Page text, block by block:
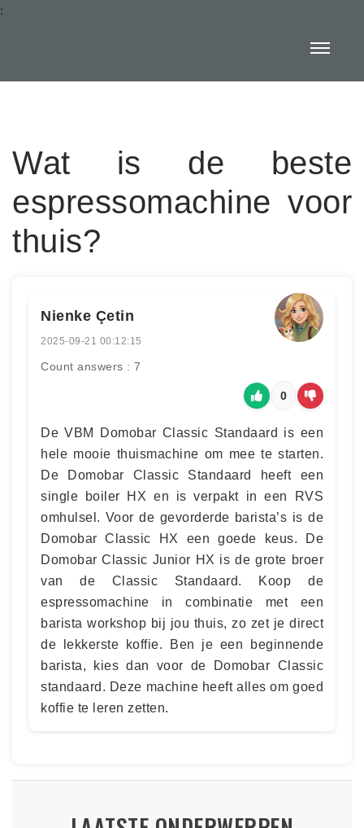
:
Wat is de beste
espressomachine voor
thuis?
Nienke Çetin
2025-09-21 00:12:15
Count answers : 7
0
De VBM Domobar Classic Standaard is een
hele mooie thuismachine om mee te starten.
De Domobar Classic Standaard heeft een
single boiler HX en is verpakt in een RVS
omhulsel. Voor de gevorderde barista’s is de
Domobar Classic HX een goede keus. De
Domobar Classic Junior HX is de grote broer
van de Classic Standaard. Koop de
espressomachine in combinatie met een
barista workshop bij jou thuis, zo zet je direct
de lekkerste koffie. Ben je een beginnende
barista, kies dan voor de Domobar Classic
standaard. Deze machine heeft alles om goed
koffie te leren zetten.